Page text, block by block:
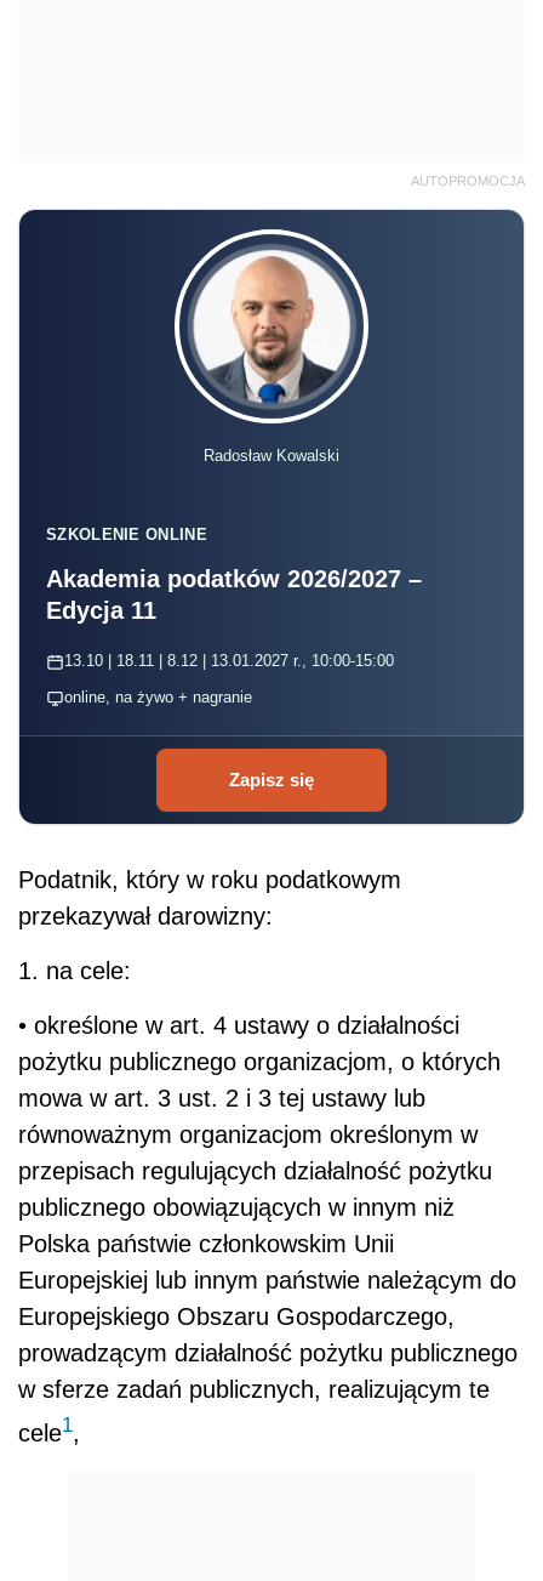
AUTOPROMOCJA
Radosław Kowalski
SZKOLENIE ONLINE
Akademia podatków 2026/2027 –
Edycja 11
13.10 | 18.11 | 8.12 | 13.01.2027 r., 10:00-15:00
online, na żywo + nagranie
Zapisz się
Podatnik, który w roku podatkowym
przekazywał darowizny:
1. na cele:
• określone w art. 4 ustawy o działalności
pożytku publicznego organizacjom, o których
mowa w art. 3 ust. 2 i 3 tej ustawy lub
równoważnym organizacjom określonym w
przepisach regulujących działalność pożytku
publicznego obowiązujących w innym niż
Polska państwie członkowskim Unii
Europejskiej lub innym państwie należącym do
Europejskiego Obszaru Gospodarczego,
prowadzącym działalność pożytku publicznego
w sferze zadań publicznych, realizującym te
cele1,